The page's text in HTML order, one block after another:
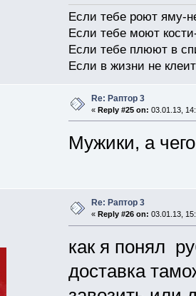
Если тебе роют яму-
Если тебе моют
Если тебе плюют в
Если в жизни не
Re: Раптор 3
« Reply #25 on: 03.01.13,
Мужики, а
Re: Раптор 3
« Reply #26 on: 03.01.13,
как я понял
доставка